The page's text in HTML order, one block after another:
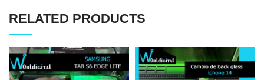
RELATED PRODUCTS